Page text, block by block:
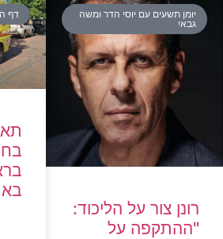
יומן תשעים עם יוסי הדר ומשה
גבאי
רונן צור על הליכוד:
"ההתקפה על
דף